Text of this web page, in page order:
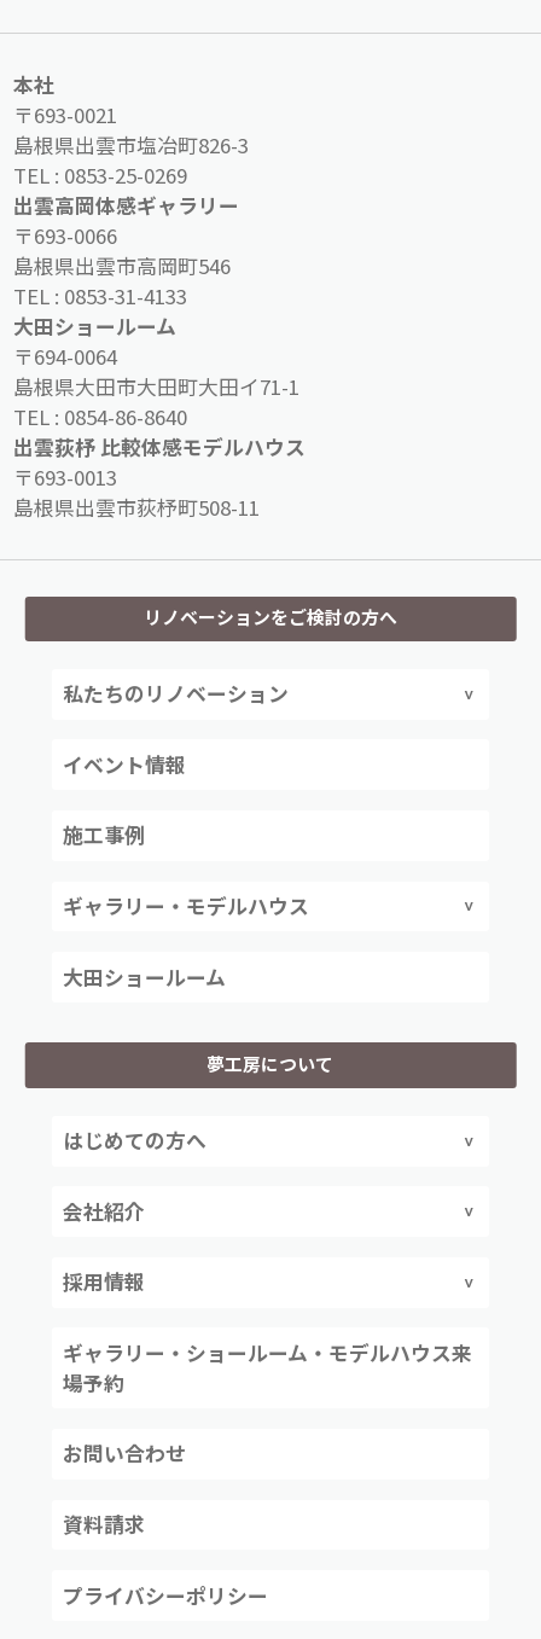
本社
〒693-0021
島根県出雲市塩冶町826-3
TEL : 0853-25-0269
出雲高岡体感ギャラリー
〒693-0066
島根県出雲市高岡町546
TEL : 0853-31-4133
大田ショールーム
〒694-0064
島根県大田市大田町大田イ71-1
TEL : 0854-86-8640
出雲荻杼 比較体感モデルハウス
〒693-0013
島根県出雲市荻杼町508-11
リノベーションをご検討の方へ
私たちのリノベーション
イベント情報
施工事例
ギャラリー・モデルハウス
大田ショールーム
夢工房について
はじめての方へ
会社紹介
採用情報
ギャラリー・ショールーム・モデルハウス来
場予約
お問い合わせ
資料請求
プライバシーポリシー